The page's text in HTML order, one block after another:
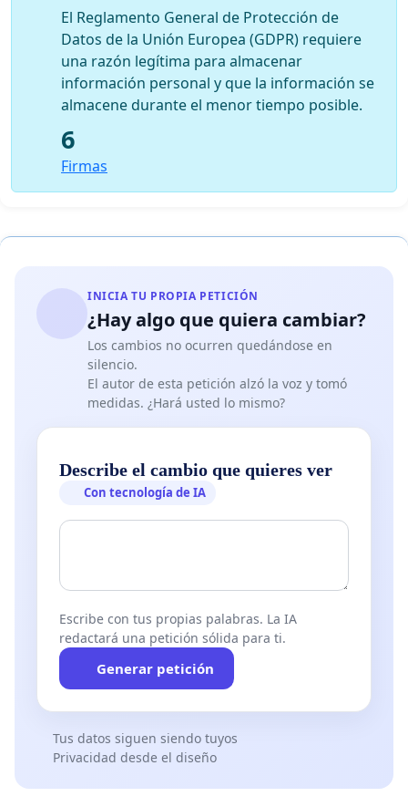
El Reglamento General de Protección de
Datos de la Unión Europea (GDPR) requiere
una razón legítima para almacenar
información personal y que la información se
almacene durante el menor tiempo posible.
6
Firmas
INICIA TU PROPIA PETICIÓN
¿Hay algo que quiera cambiar?
Los cambios no ocurren quedándose en
silencio.
El autor de esta petición alzó la voz y tomó
medidas. ¿Hará usted lo mismo?
Describe el cambio que quieres ver
Con tecnología de IA
Escribe con tus propias palabras. La IA
redactará una petición sólida para ti.
Generar petición
Tus datos siguen siendo tuyos
Privacidad desde el diseño